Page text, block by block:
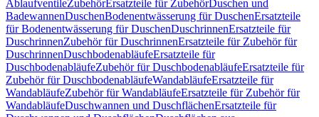
AblaufventileZubehörErsatzteile für ZubehörDuschen und
BadewannenDuschenBodenentwässerung für DuschenErsatzteile
für Bodenentwässerung für DuschenDuschrinnenErsatzteile für
DuschrinnenZubehör für DuschrinnenErsatzteile für Zubehör für
DuschrinnenDuschbodenabläufeErsatzteile für
DuschbodenabläufeZubehör für DuschbodenabläufeErsatzteile für
Zubehör für DuschbodenabläufeWandabläufeErsatzteile für
WandabläufeZubehör für WandabläufeErsatzteile für Zubehör für
WandabläufeDuschwannen und DuschflächenErsatzteile für